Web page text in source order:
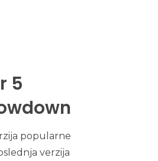
5
popularne
verzija